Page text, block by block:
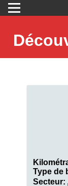
Type de
Secteur: